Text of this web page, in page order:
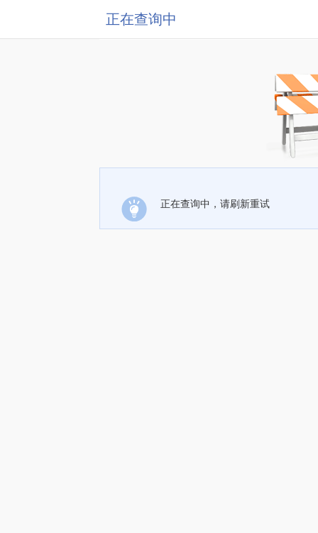
正在查询中
正在查询中，请刷新重试